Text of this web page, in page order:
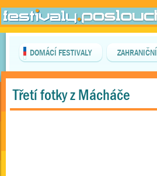
DOMÁCÍ FESTIVALY
Třetí fotky z Mácháče